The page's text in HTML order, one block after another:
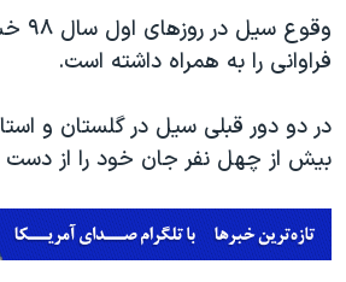
فراوانی را به همراه داشته است.
در دو دور قبلی سیل در گلستان و
بیش از چهل نفر جان خود را از دست